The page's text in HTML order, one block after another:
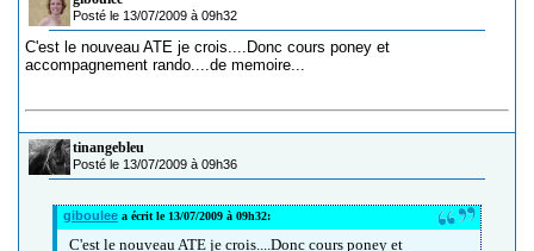
Posté le 13/07/2009 à 09h32
C'est le nouveau ATE je crois....Donc cours poney et
accompagnement rando....de memoire...
tinangebleu
Posté le 13/07/2009 à 09h36
giboulee a écrit le 13/07/2009 à 09h32:
C'est le nouveau ATE je crois....Donc cours poney et